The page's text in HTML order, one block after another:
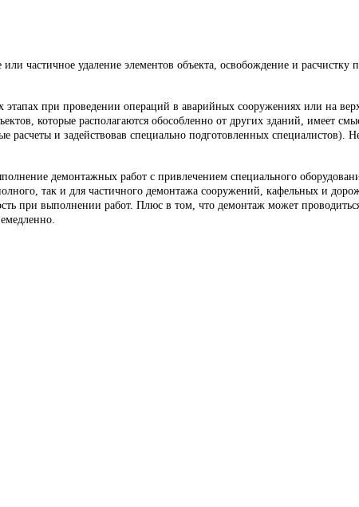
частичное удаление элементов объекта, освобождение и
при проведении операций в аварийных сооружениях или на
которые располагаются обособленно от других зданий, имеет
расчеты и задействовав специально подготовленных специалистов).
демонтажных работ с привлечением специального
так и для частичного демонтажа сооружений, кафельных и
при выполнении работ. Плюс в том, что демонтаж может